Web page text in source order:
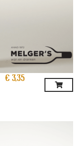
€ 3,35